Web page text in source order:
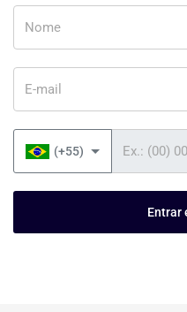
(+55)
Entrar